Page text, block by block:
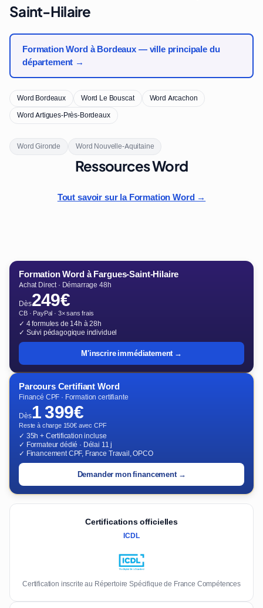
Saint-Hilaire
Formation Word à Bordeaux — ville principale du
département →
Word Bordeaux Word Le Bouscat
Word Arcachon
Word Artigues-Près-Bordeaux
Word Gironde Word Nouvelle-Aquitaine
Ressources Word
Tout savoir sur la Formation Word →
Formation Word à Fargues-Saint-Hilaire
Achat Direct · Démarrage 48h
Dès249€
CB · PayPal · 3× sans frais
✓ 4 formules de 14h à 28h
✓ Suivi pédagogique individuel
M'inscrire immédiatement →
Parcours Certifiant Word
Financé CPF · Formation certifiante
Dès1 399€
Reste à charge 150€ avec CPF
✓ 35h + Certification incluse
✓ Formateur dédié · Délai 11 j
✓ Financement CPF, France Travail, OPCO
Demander mon financement →
Certifications officielles
ICDL
Certification inscrite au Répertoire Spécifique de France Compétences